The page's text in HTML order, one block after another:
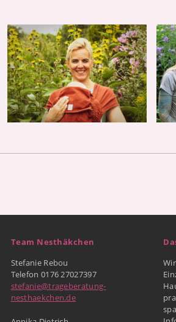
Team Nesthäkchen
Stefanie Rebou
Telefon 0176 27027397
stefanie@trageberatung-
nesthaekchen.de